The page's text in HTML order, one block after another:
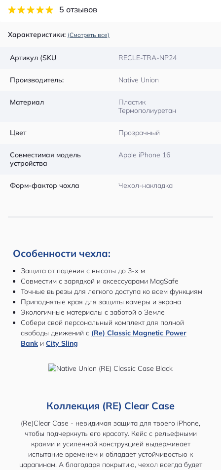
5 отзывов
Характеристики: (Смотреть все)
Артикул (SKU RECLE-TRA-NP24
Производитель: Native Union
Материал
Пластик
Термополиуретан
Цвет Прозрачный
Совместимая модель
устройства
Apple iPhone 16
Форм-фактор чохла Чехол-накладка
Особенности чехла:
Защита от падения с высоты до 3-х м
Совместим с зарядкой и аксессуарами MagSafe
Точные вырезы для легкого доступа ко всем функциям
Приподнятые края для защиты камеры и экрана
Экологичные материалы с заботой о Земле
Собери свой персональный комплект для полной
свободы движений с (Re) Classic Magnetic Power
Bank и City Sling
Коллекция (RE) Clear Case
(Re)Clear Case - невидимая защита для твоего iPhone,
чтобы подчеркнуть его красоту. Кейс с рельефными
краями и усиленной конструкцией выдерживает
испытание временем и обладает устойчивостью к
царапинам. А благодаря покрытию, чехол всегда будет